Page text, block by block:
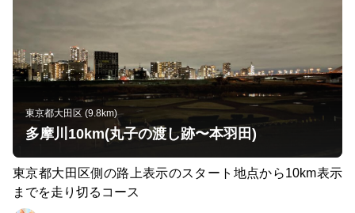
東京都大田区 (9.8km)
多摩川10km(丸子の渡し跡〜本羽田)
東京都大田区側の路上表示のスタート地点から10km表示
までを走り切るコース